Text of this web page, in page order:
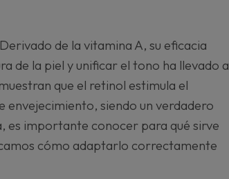
de la vitamina A, su eficacia
de la piel y unificar el tono ha llevado a
que el retinol estimula el
envejecimiento, siendo un verdadero
es importante conocer para qué sirve
cómo adaptarlo correctamente